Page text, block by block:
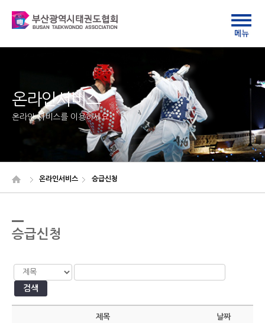
온라인서비스
온라인 서비스를 이용하세요
온라인서비스 승급신청
승급신청
검색
제목 날짜